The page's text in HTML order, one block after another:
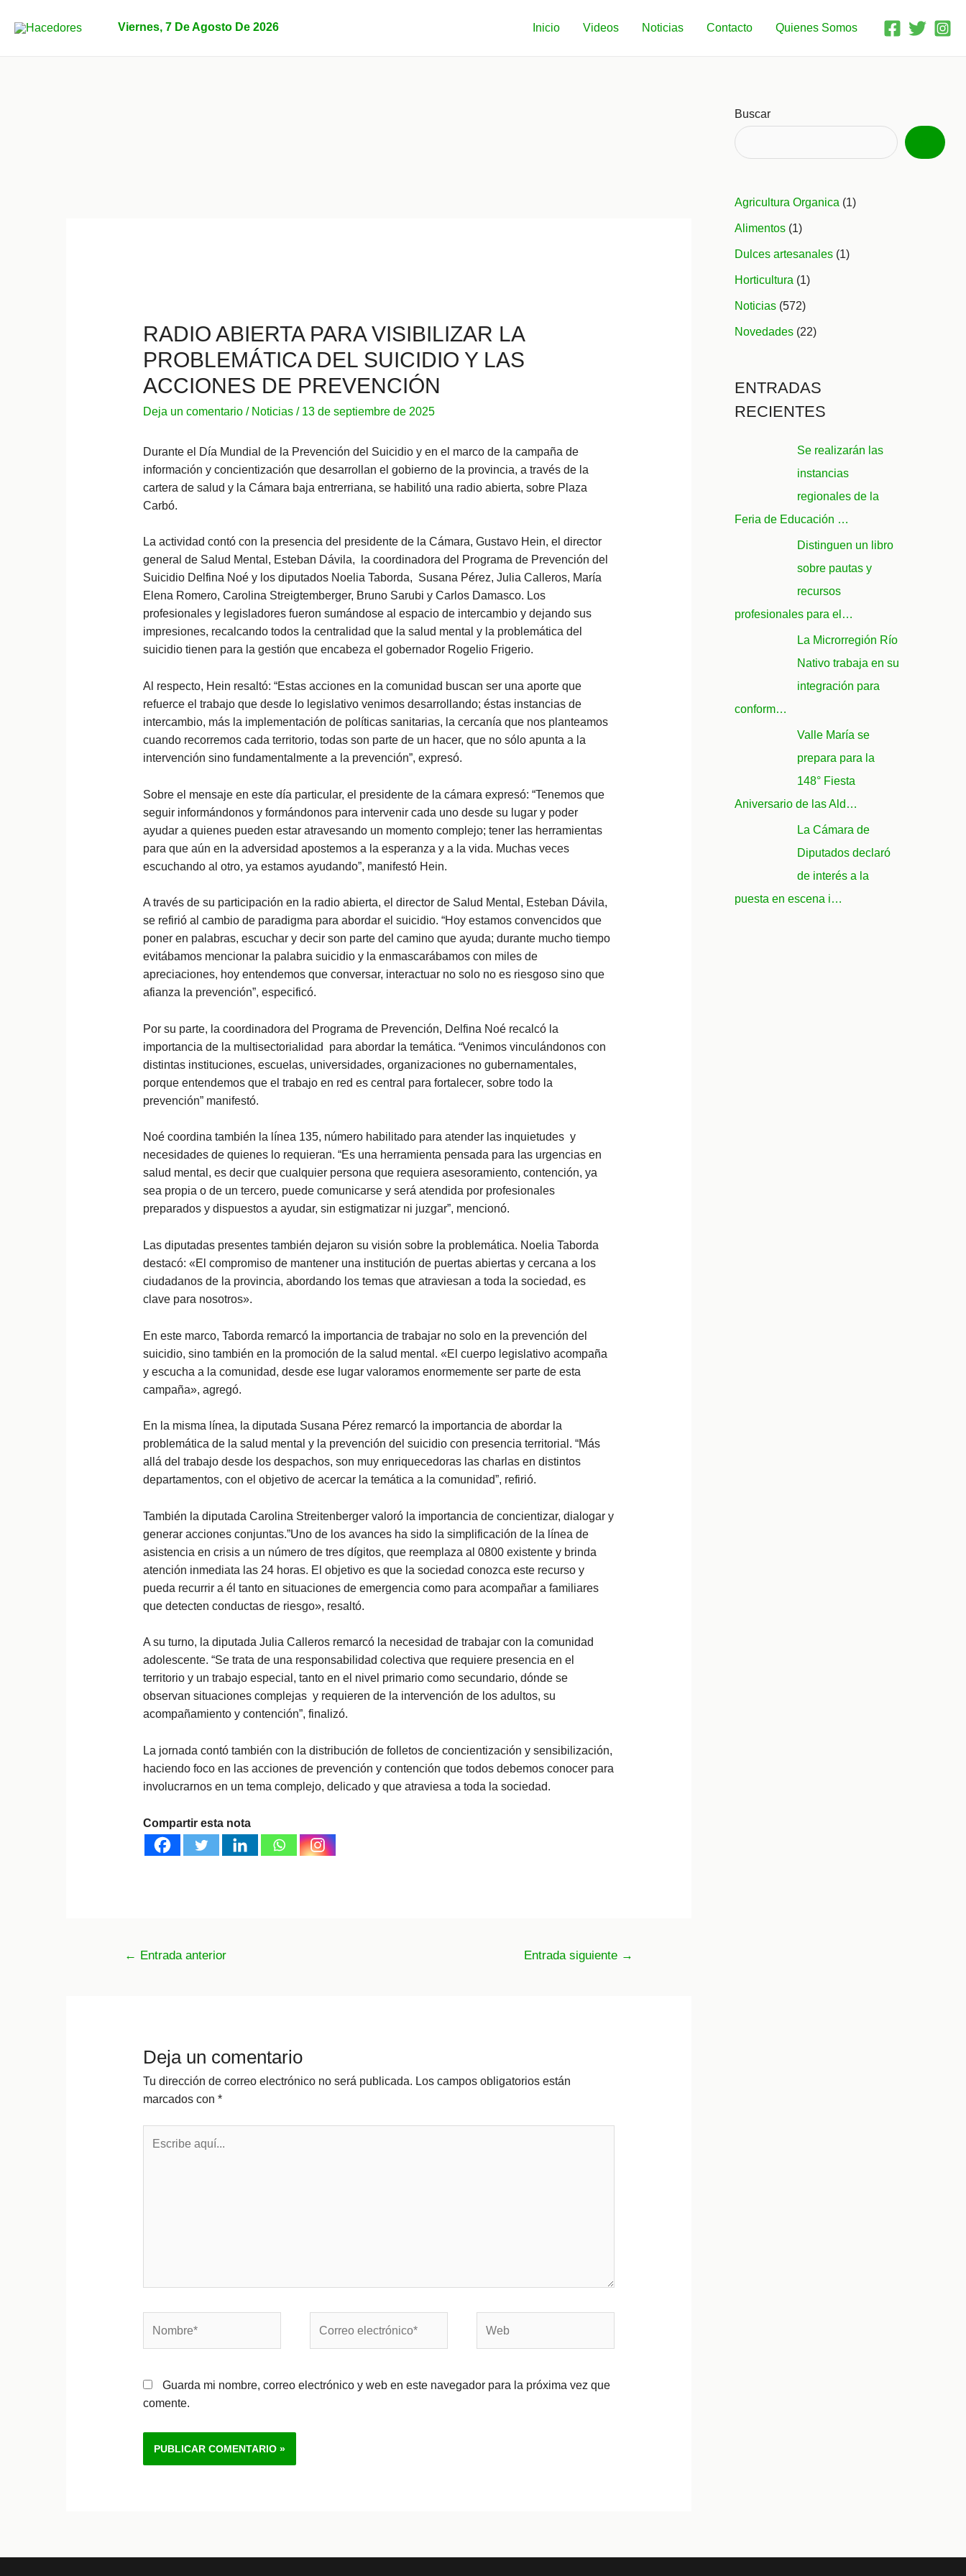
Viernes, 7 De Agosto De 2026 Inicio Videos Noticias Contacto Quienes Somos
RADIO ABIERTA PARA VISIBILIZAR LA
PROBLEMÁTICA DEL SUICIDIO Y LAS
ACCIONES DE PREVENCIÓN
Deja un comentario / Noticias/ 13 de septiembre de 2025
Durante el Día Mundial de la Prevención del Suicidio y en el marco de la campaña de
información y concientización que desarrollan el gobierno de la provincia, a través de la
cartera de salud y la Cámara baja entrerriana, se habilitó una radio abierta, sobre Plaza
Carbó.
La actividad contó con la presencia del presidente de la Cámara, Gustavo Hein, el director
general de Salud Mental, Esteban Dávila, la coordinadora del Programa de Prevención del
Suicidio Delfina Noé y los diputados Noelia Taborda, Susana Pérez, Julia Calleros, María
Elena Romero, Carolina Streigtemberger, Bruno Sarubi y Carlos Damasco. Los
profesionales y legisladores fueron sumándose al espacio de intercambio y dejando sus
impresiones, recalcando todos la centralidad que la salud mental y la problemática del
suicidio tienen para la gestión que encabeza el gobernador Rogelio Frigerio.
Al respecto, Hein resaltó: “Estas acciones en la comunidad buscan ser una aporte que
refuerce el trabajo que desde lo legislativo venimos desarrollando; éstas instancias de
intercambio, más la implementación de políticas sanitarias, la cercanía que nos planteamos
cuando recorremos cada territorio, todas son parte de un hacer, que no sólo apunta a la
intervención sino fundamentalmente a la prevención”, expresó.
Sobre el mensaje en este día particular, el presidente de la cámara expresó: “Tenemos que
seguir informándonos y formándonos para intervenir cada uno desde su lugar y poder
ayudar a quienes pueden estar atravesando un momento complejo; tener las herramientas
para que aún en la adversidad apostemos a la esperanza y a la vida. Muchas veces
escuchando al otro, ya estamos ayudando”, manifestó Hein.
A través de su participación en la radio abierta, el director de Salud Mental, Esteban Dávila,
se refirió al cambio de paradigma para abordar el suicidio. “Hoy estamos convencidos que
poner en palabras, escuchar y decir son parte del camino que ayuda; durante mucho tiempo
evitábamos mencionar la palabra suicidio y la enmascarábamos con miles de
apreciaciones, hoy entendemos que conversar, interactuar no solo no es riesgoso sino que
afianza la prevención”, especificó.
Por su parte, la coordinadora del Programa de Prevención, Delfina Noé recalcó la
importancia de la multisectorialidad para abordar la temática. “Venimos vinculándonos con
distintas instituciones, escuelas, universidades, organizaciones no gubernamentales,
porque entendemos que el trabajo en red es central para fortalecer, sobre todo la
prevención” manifestó.
Noé coordina también la línea 135, número habilitado para atender las inquietudes y
necesidades de quienes lo requieran. “Es una herramienta pensada para las urgencias en
salud mental, es decir que cualquier persona que requiera asesoramiento, contención, ya
sea propia o de un tercero, puede comunicarse y será atendida por profesionales
preparados y dispuestos a ayudar, sin estigmatizar ni juzgar”, mencionó.
Las diputadas presentes también dejaron su visión sobre la problemática. Noelia Taborda
destacó: «El compromiso de mantener una institución de puertas abiertas y cercana a los
ciudadanos de la provincia, abordando los temas que atraviesan a toda la sociedad, es
clave para nosotros».
En este marco, Taborda remarcó la importancia de trabajar no solo en la prevención del
suicidio, sino también en la promoción de la salud mental. «El cuerpo legislativo acompaña
y escucha a la comunidad, desde ese lugar valoramos enormemente ser parte de esta
campaña», agregó.
En la misma línea, la diputada Susana Pérez remarcó la importancia de abordar la
problemática de la salud mental y la prevención del suicidio con presencia territorial. “Más
allá del trabajo desde los despachos, son muy enriquecedoras las charlas en distintos
departamentos, con el objetivo de acercar la temática a la comunidad”, refirió.
También la diputada Carolina Streitenberger valoró la importancia de concientizar, dialogar y
generar acciones conjuntas.”Uno de los avances ha sido la simplificación de la línea de
asistencia en crisis a un número de tres dígitos, que reemplaza al 0800 existente y brinda
atención inmediata las 24 horas. El objetivo es que la sociedad conozca este recurso y
pueda recurrir a él tanto en situaciones de emergencia como para acompañar a familiares
que detecten conductas de riesgo», resaltó.
A su turno, la diputada Julia Calleros remarcó la necesidad de trabajar con la comunidad
adolescente. “Se trata de una responsabilidad colectiva que requiere presencia en el
territorio y un trabajo especial, tanto en el nivel primario como secundario, dónde se
observan situaciones complejas y requieren de la intervención de los adultos, su
acompañamiento y contención”, finalizó.
La jornada contó también con la distribución de folletos de concientización y sensibilización,
haciendo foco en las acciones de prevención y contención que todos debemos conocer para
involucrarnos en un tema complejo, delicado y que atraviesa a toda la sociedad.
Compartir esta nota
Navegación
← Entrada anterior Entrada siguiente →
Deja un comentario
Tu dirección de correo electrónico no será publicada. Los campos obligatorios están
marcados con *
aquí...
electrónico*
Guarda mi nombre, correo electrónico y web en este navegador para la próxima vez que
comente.
Buscar
Agricultura Organica (1)
Alimentos (1)
Dulces artesanales (1)
Horticultura (1)
Noticias (572)
Novedades (22)
ENTRADAS
RECIENTES
Se realizarán las
instancias
regionales de la
Feria de Educación …
Distinguen un libro
sobre pautas y
recursos
profesionales para el…
La Microrregión Río
Nativo trabaja en su
integración para
conform…
Valle María se
prepara para la
148° Fiesta
Aniversario de las Ald…
La Cámara de
Diputados declaró
de interés a la
puesta en escena i…